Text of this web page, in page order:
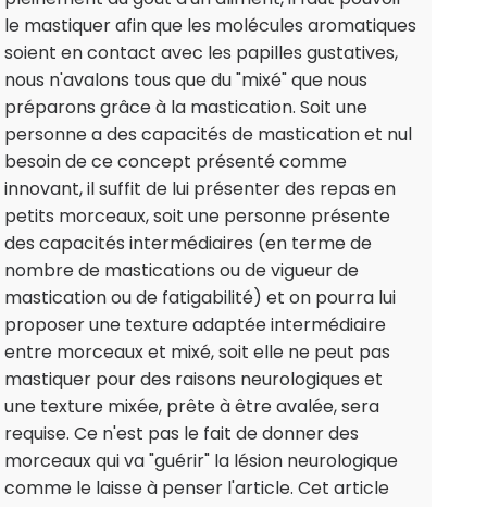
le mastiquer afin que les molécules aromatiques
soient en contact avec les papilles gustatives,
nous n'avalons tous que du "mixé" que nous
préparons grâce à la mastication. Soit une
personne a des capacités de mastication et nul
besoin de ce concept présenté comme
innovant, il suffit de lui présenter des repas en
petits morceaux, soit une personne présente
des capacités intermédiaires (en terme de
nombre de mastications ou de vigueur de
mastication ou de fatigabilité) et on pourra lui
proposer une texture adaptée intermédiaire
entre morceaux et mixé, soit elle ne peut pas
mastiquer pour des raisons neurologiques et
une texture mixée, prête à être avalée, sera
requise. Ce n'est pas le fait de donner des
morceaux qui va "guérir" la lésion neurologique
comme le laisse à penser l'article. Cet article